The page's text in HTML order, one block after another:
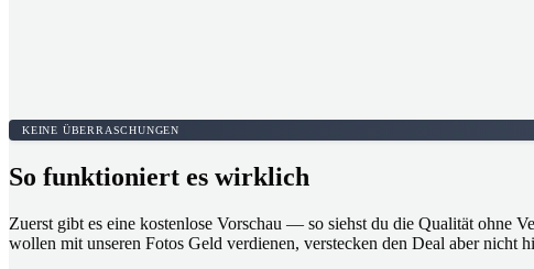
KEINE ÜBERRASCHUNGEN
So funktioniert es wirklich
Zuerst gibt es eine kostenlose Vorschau — so siehst du die Qualität ohne
wollen mit unseren Fotos Geld verdienen, verstecken den Deal aber nicht